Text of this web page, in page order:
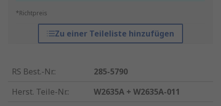
*Richtpreis
Zu einer Teileliste hinzufügen
RS Best.-Nr.:
285-5790
Herst. Teile-Nr.:
W2635A + W2635A-011